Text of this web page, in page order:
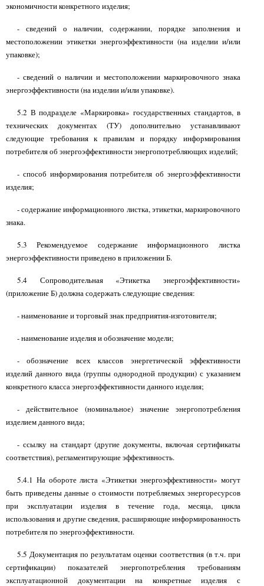
экономичности конкретного изделия;
- сведений о наличии, содержании, порядке заполнения и
местоположении этикетки энергоэффективности (на изделии и/или
упаковке);
- сведений о наличии и местоположении маркировочного знака
энергоэффективности (на изделии и/или упаковке).
5.2 В подразделе «Маркировка» государственных стандартов, в
технических документах (ТУ) дополнительно устанавливают
следующие требования к правилам и порядку информирования
потребителя об энергоэффективности энергопотребляющих изделий;
- способ информирования потребителя об энергоэффективности
изделия;
- содержание информационного листка, этикетки, маркировочного
знака.
5.3 Рекомендуемое содержание информационного листка
энергоэффективности приведено в приложении Б.
5.4 Сопроводительная «Этикетка энергоэффективности»
(приложение Б) должна содержать следующие сведения:
- наименование и торговый знак предприятия-изготовителя;
- наименование изделия и обозначение модели;
- обозначение всех классов энергетической эффективности
изделий данного вида (группы однородной продукции) с указанием
конкретного класса энергоэффективности данного изделия;
- действительное (номинальное) значение энергопотребления
изделием данного вида;
- ссылку на стандарт (другие документы, включая сертификаты
соответствия), регламентирующие эффективность.
5.4.1 На обороте листа «Этикетки энергоэффективности» могут
быть приведены данные о стоимости потребляемых энергоресурсов
при эксплуатации изделия в течение года, месяца, цикла
использования и другие сведения, расширяющие информированность
потребителя по энергоэффективности.
5.5 Документация по результатам оценки соответствия (в т.ч. при
сертификации) показателей энергопотребления требованиям
эксплуатационной документации на конкретные изделия с